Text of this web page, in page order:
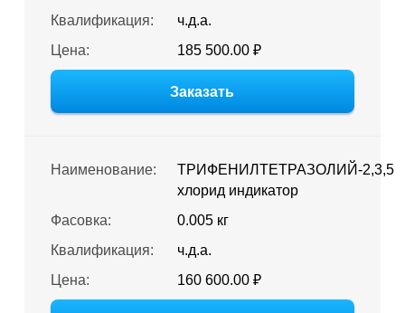
Квалификация:
ч.д.а.
Цена:
185 500.00 ₽
Заказать
Наименование:
ТРИФЕНИЛТЕТРАЗОЛИЙ-2,3,5
хлорид индикатор
Фасовка:
0.005 кг
Квалификация:
ч.д.а.
Цена:
160 600.00 ₽